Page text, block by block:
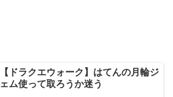
【ドラクエウォーク】はてんの月輪ジ
ェム使って取ろうか迷う